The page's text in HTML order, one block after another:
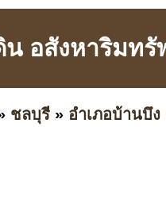
อสังหาริมทรั
ชลบุรี » อำเภอบ้านบึง